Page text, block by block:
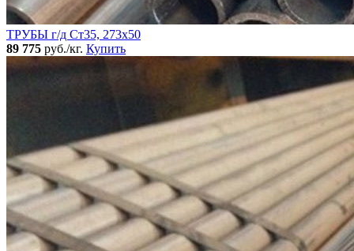
ТРУБЫ г/д Ст35, 273х50
89 775 руб./кг. Купить